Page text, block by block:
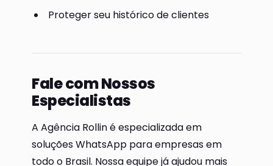
Proteger seu histórico de clientes
Fale com Nossos
Especialistas
A Agência Rollin é especializada em
soluções WhatsApp para empresas em
todo o Brasil. Nossa equipe já ajudou mais